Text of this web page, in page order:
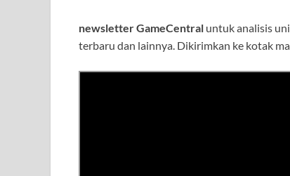
newsletter GameCentral untuk analisis
terbaru dan lainnya. Dikirimkan ke kotak